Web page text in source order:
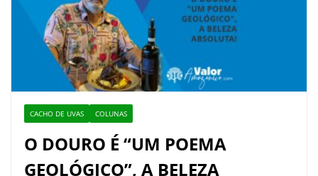
CACHO DE UVAS COLUNAS
O DOURO É “UM POEMA
GEOLÓGICO”, A BELEZA